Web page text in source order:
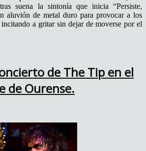
suena la sintonía que inicia “Persiste,
aluvión de metal duro para provocar a los
a gritar sin dejar de moverse por el
de The Tip en el
de Ourense.